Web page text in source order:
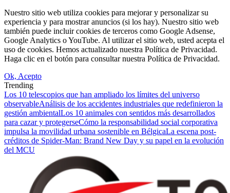
Nuestro sitio web utiliza cookies para mejorar y personalizar su
experiencia y para mostrar anuncios (si los hay). Nuestro sitio web
también puede incluir cookies de terceros como Google Adsense,
Google Analytics o YouTube. Al utilizar el sitio web, usted acepta el
uso de cookies. Hemos actualizado nuestra Política de Privacidad.
Haga clic en el botón para consultar nuestra Política de Privacidad.
Ok, Acepto
Trending
Los 10 telescopios que han ampliado los límites del universo
observableAnálisis de los accidentes industriales que redefinieron la
gestión ambientalLos 10 animales con sentidos más desarrollados
para cazar y protegerseCómo la responsabilidad social corporativa
impulsa la movilidad urbana sostenible en BélgicaLa escena post-
créditos de Spider-Man: Brand New Day y su papel en la evolución
del MCU